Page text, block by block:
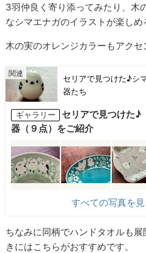
3羽仲良く寄り添ってみたり、木
なシマエナガのイラストが楽しめ
木の実のオレンジカラーもアクセ
セリアで見つけた♪シ
器たち
ギャラリー
セリアで見つけた♪
器（９点）をご紹介
すべての写真を見
ちなみに同柄でハンドタオルも
きにはこちらがおすすめです。